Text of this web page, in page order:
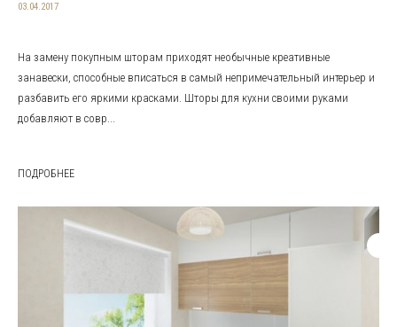
03.04.2017
На замену покупным шторам приходят необычные креативные
занавески, способные вписаться в самый непримечательный интерьер и
разбавить его яркими красками. Шторы для кухни своими руками
добавляют в совр...
ПОДРОБНЕЕ